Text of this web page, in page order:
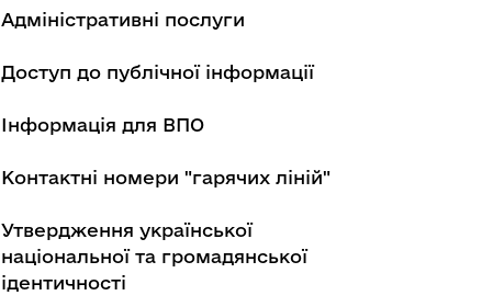
Адміністративні послуги
Доступ до публічної інформації
Інформація для ВПО
Контактні номери "гарячих ліній"
Утвердження української
національної та громадянської
ідентичності